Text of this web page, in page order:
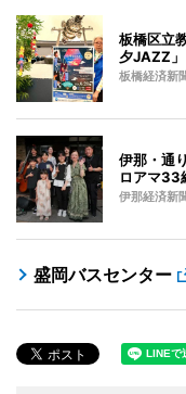
板橋区立
夕JAZZ」
板橋経済新
伊那・通
ロアマ33
伊那経済新
盛岡バスセンター